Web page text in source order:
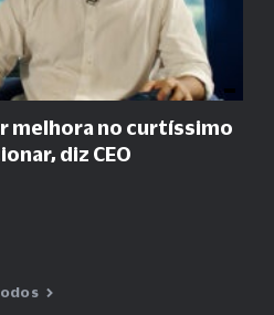
melhora no curtíssimo
diz CEO